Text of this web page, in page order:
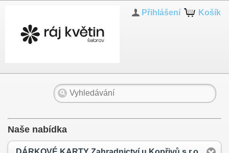
Košík
Přihlášení
Naše nabídka